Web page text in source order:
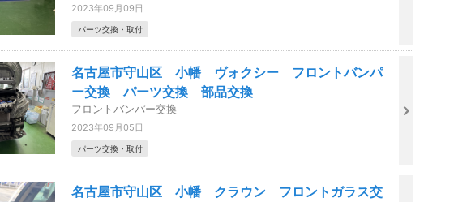
2023年09月09日
パーツ交換・取付
名古屋市守山区 小幡 ヴォクシー フロントバンパ
ー交換 パーツ交換 部品交換
フロントバンパー交換
2023年09月05日
パーツ交換・取付
名古屋市守山区 小幡 クラウン フロントガラス交